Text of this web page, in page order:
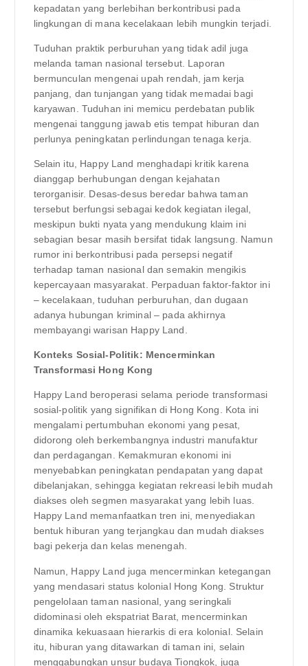
kepadatan yang berlebihan berkontribusi pada
lingkungan di mana kecelakaan lebih mungkin terjadi.
Tuduhan praktik perburuhan yang tidak adil juga
melanda taman nasional tersebut. Laporan
bermunculan mengenai upah rendah, jam kerja
panjang, dan tunjangan yang tidak memadai bagi
karyawan. Tuduhan ini memicu perdebatan publik
mengenai tanggung jawab etis tempat hiburan dan
perlunya peningkatan perlindungan tenaga kerja.
Selain itu, Happy Land menghadapi kritik karena
dianggap berhubungan dengan kejahatan
terorganisir. Desas-desus beredar bahwa taman
tersebut berfungsi sebagai kedok kegiatan ilegal,
meskipun bukti nyata yang mendukung klaim ini
sebagian besar masih bersifat tidak langsung. Namun
rumor ini berkontribusi pada persepsi negatif
terhadap taman nasional dan semakin mengikis
kepercayaan masyarakat. Perpaduan faktor-faktor ini
– kecelakaan, tuduhan perburuhan, dan dugaan
adanya hubungan kriminal – pada akhirnya
membayangi warisan Happy Land.
Konteks Sosial-Politik: Mencerminkan
Transformasi Hong Kong
Happy Land beroperasi selama periode transformasi
sosial-politik yang signifikan di Hong Kong. Kota ini
mengalami pertumbuhan ekonomi yang pesat,
didorong oleh berkembangnya industri manufaktur
dan perdagangan. Kemakmuran ekonomi ini
menyebabkan peningkatan pendapatan yang dapat
dibelanjakan, sehingga kegiatan rekreasi lebih mudah
diakses oleh segmen masyarakat yang lebih luas.
Happy Land memanfaatkan tren ini, menyediakan
bentuk hiburan yang terjangkau dan mudah diakses
bagi pekerja dan kelas menengah.
Namun, Happy Land juga mencerminkan ketegangan
yang mendasari status kolonial Hong Kong. Struktur
pengelolaan taman nasional, yang seringkali
didominasi oleh ekspatriat Barat, mencerminkan
dinamika kekuasaan hierarkis di era kolonial. Selain
itu, hiburan yang ditawarkan di taman ini, selain
menggabungkan unsur budaya Tiongkok, juga